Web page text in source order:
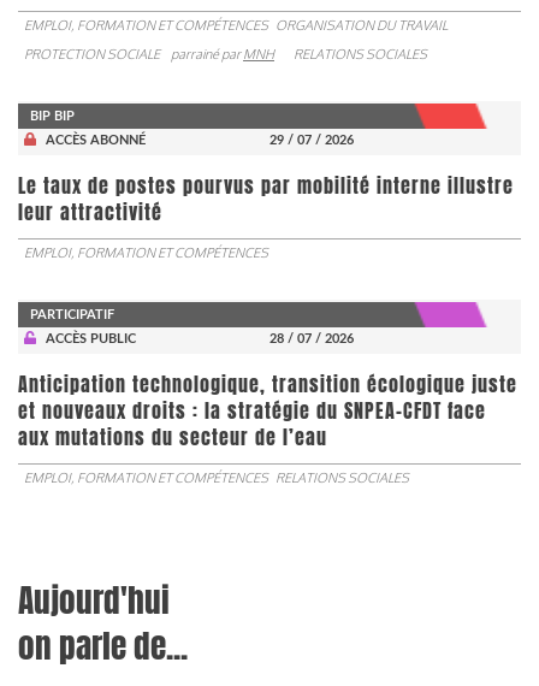
EMPLOI, FORMATION ET COMPÉTENCES ORGANISATION DU TRAVAIL
PROTECTION SOCIALE
parrainé parMNH RELATIONS SOCIALES
BIP BIP
ACCÈS ABONNÉ
29 / 07 / 2026
Le taux de postes pourvus par mobilité interne illustre
leur attractivité
EMPLOI, FORMATION ET COMPÉTENCES
PARTICIPATIF
ACCÈS PUBLIC
28 / 07 / 2026
Anticipation technologique, transition écologique juste
et nouveaux droits : la stratégie du SNPEA-CFDT face
aux mutations du secteur de l’eau
EMPLOI, FORMATION ET COMPÉTENCES RELATIONS SOCIALES
Aujourd'hui
on parle de...